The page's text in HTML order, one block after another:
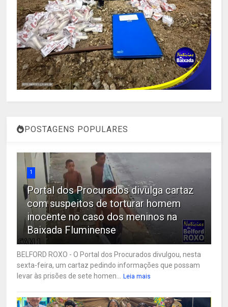
POSTAGENS POPULARES
1
Portal dos Procurados divulga cartaz
com suspeitos de torturar homem
inocente no caso dos meninos na
Baixada Fluminense
BELFORD ROXO - O Portal dos Procurados divulgou, nesta
sexta-feira, um cartaz pedindo informações que possam
levar às prisões de sete homen...
Leia mais